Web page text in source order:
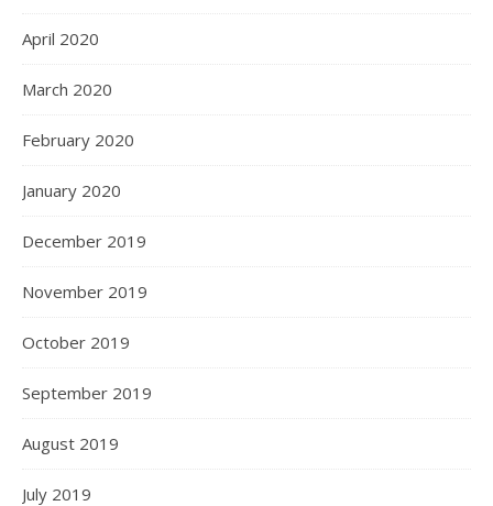
April 2020
March 2020
February 2020
January 2020
December 2019
November 2019
October 2019
September 2019
August 2019
July 2019